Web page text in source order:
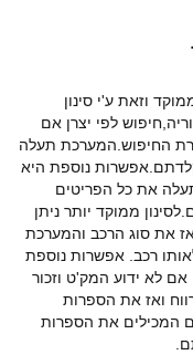
וזאת ע'י סינון
לפי יצרן אם
החיפוש.המערכת תעלה
נוספת היא
את כל הפריטים
ממוקד יותר ניתן
את סוג הרכב והמערכת
רכב. אפשרות נוספת
לא ידוע המק'ט וזכור
ואז את הספרות
המכילים את הספרות